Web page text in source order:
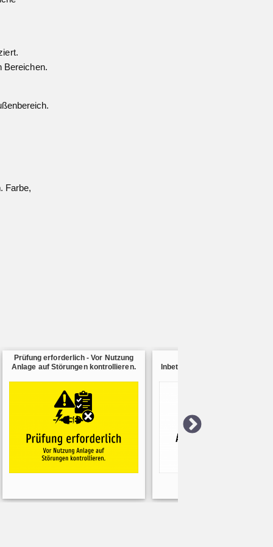
Bereichen.
Farbe,
Prüfung erforderlich - Vor Nutzung
Anlage auf Störungen kontrollieren.
Inbetriebnahme erst nach